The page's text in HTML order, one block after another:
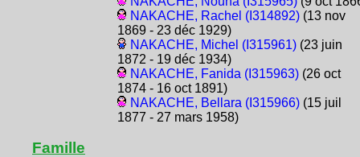
NAKACHE, Rachel (I314892)(13 nov
1869 - 23 déc 1929)
NAKACHE, Michel (I315961)(23 juin
1872 - 19 déc 1934)
NAKACHE, Fanida (I315963)(26 oct
1874 - 16 oct 1891)
NAKACHE, Bellara (I315966)(15 juil
1877 - 27 mars 1958)
Famille